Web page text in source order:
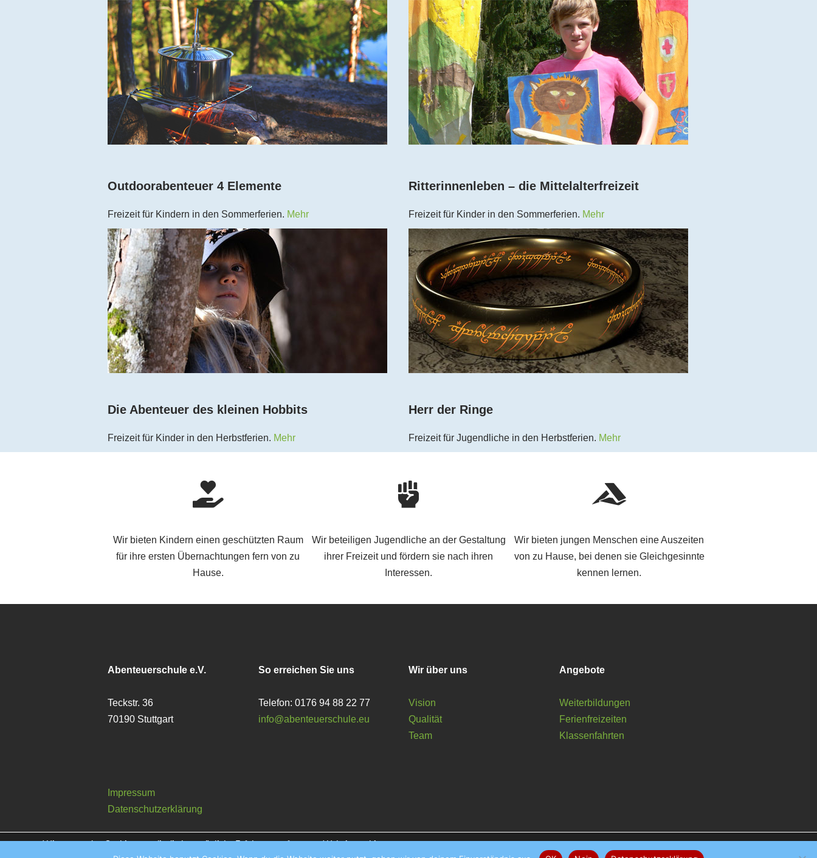
Outdoorabenteuer 4 Elemente
Freizeit für Kindern in den Sommerferien. Mehr
Ritterinnenleben – die Mittelalterfreizeit
Freizeit für Kinder in den Sommerferien. Mehr
Die Abenteuer des kleinen Hobbits
Freizeit für Kinder in den Herbstferien. Mehr
Herr der Ringe
Freizeit für Jugendliche in den Herbstferien. Mehr
Wir bieten Kindern einen geschützten Raum
für ihre ersten Übernachtungen fern von zu
Hause.
Wir beteiligen Jugendliche an der Gestaltung
ihrer Freizeit und fördern sie nach ihren
Interessen.
Wir bieten jungen Menschen eine Auszeiten
von zu Hause, bei denen sie Gleichgesinnte
kennen lernen.
Abenteuerschule e.V.
Teckstr. 36
70190 Stuttgart
So erreichen Sie uns
Telefon: 0176 94 88 22 77
info@abenteuerschule.eu
Wir über uns
Vision
Qualität
Team
Angebote
Weiterbildungen
Ferienfreizeiten
Klassenfahrten
Impressum
Datenschutzerklärung
Wir verwenden Cookies, um dir die bestmögliche Erfahrung auf unserer Website zu bieten.
Einstellungenkannst du erfahren, welche Cookies wir verwenden oder sie ausschalten. Weitere Informationen findest du Alle akzeptieren Ablehnen